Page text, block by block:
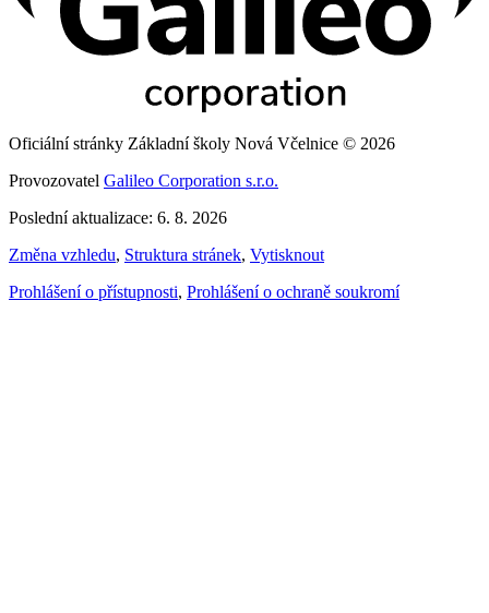
Oficiální stránky Základní školy Nová Včelnice © 2026
Provozovatel Galileo Corporation s.r.o.
Poslední aktualizace: 6. 8. 2026
Změna vzhledu, Struktura stránek, Vytisknout
Prohlášení o přístupnosti, Prohlášení o ochraně soukromí